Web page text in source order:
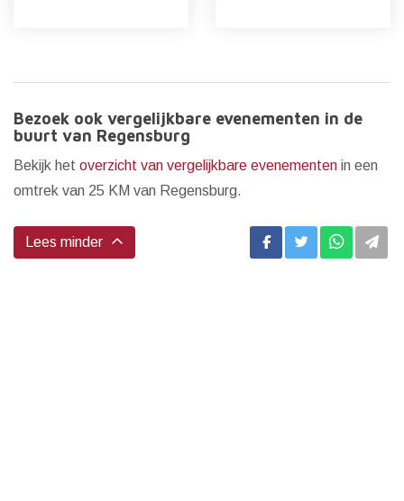
Bezoek ook vergelijkbare evenementen in de
buurt van Regensburg
Bekijk het overzicht van vergelijkbare evenementen in een
omtrek van 25 KM van Regensburg.
Lees minder